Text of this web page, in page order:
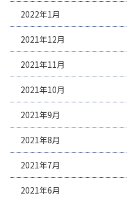
2022年1月
2021年12月
2021年11月
2021年10月
2021年9月
2021年8月
2021年7月
2021年6月